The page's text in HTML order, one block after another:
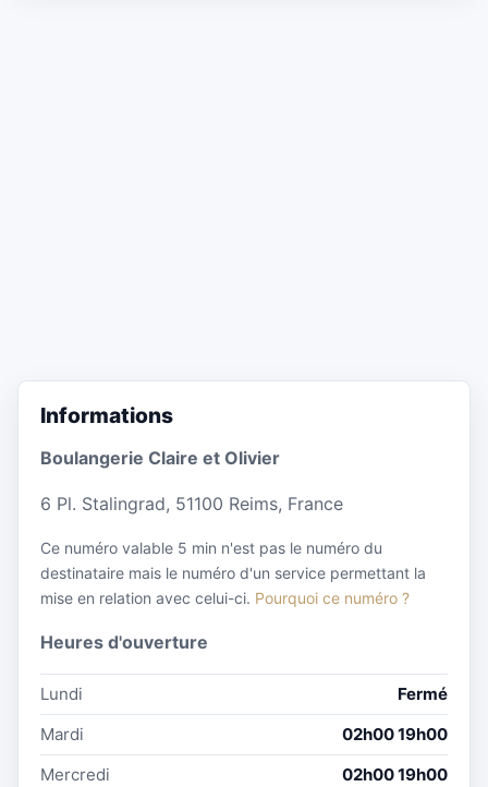
Informations
Boulangerie Claire et Olivier
6 Pl. Stalingrad, 51100 Reims, France
Ce numéro valable 5 min n'est pas le numéro du
destinataire mais le numéro d'un service permettant la
mise en relation avec celui-ci. Pourquoi ce numéro ?
Heures d'ouverture
Lundi
Fermé
Mardi
02h00 19h00
Mercredi
02h00 19h00